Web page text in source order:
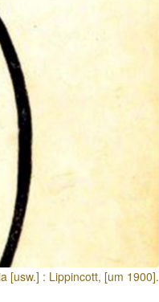
[usw.] : Lippincott, [um 1900].